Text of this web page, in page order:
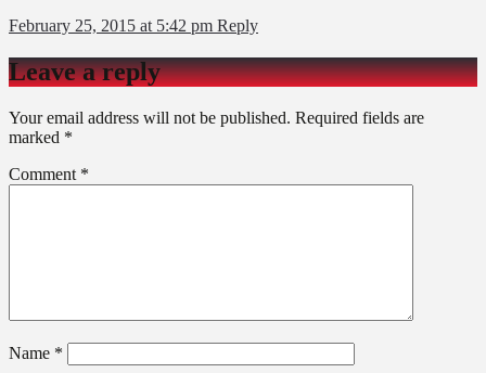
February 25, 2015 at 5:42 pm Reply
Leave a reply
Your email address will not be published. Required fields are
marked *
Comment *
Name *